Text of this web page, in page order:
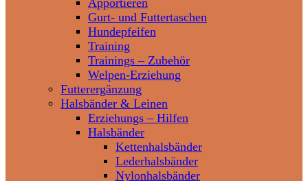
Apportieren
Gurt- und Futtertaschen
Hundepfeifen
Training
Trainings – Zubehör
Welpen-Erziehung
Futterergänzung
Halsbänder & Leinen
Erziehungs – Hilfen
Halsbänder
Kettenhalsbänder
Lederhalsbänder
Nylonhalsbänder